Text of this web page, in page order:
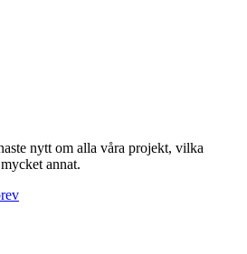
nytt om alla våra projekt, vilka
annat.